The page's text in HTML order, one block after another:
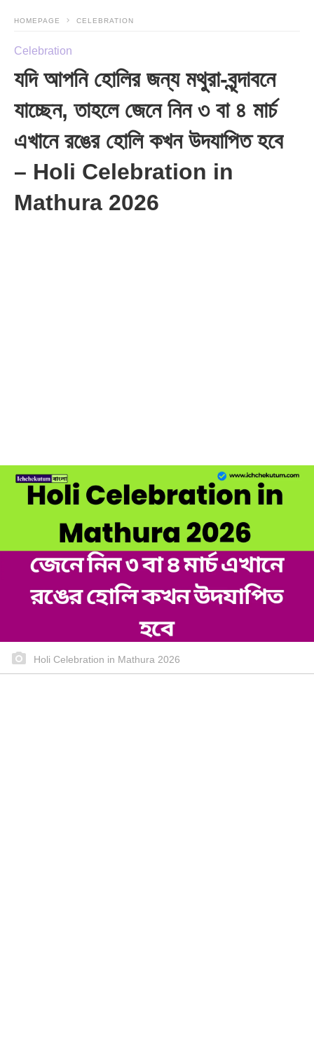
HOMEPAGE CELEBRATION
Celebration
যদি আপনি হোলির জন্য মথুরা-বৃন্দাবনে
যাচ্ছেন, তাহলে জেনে নিন ৩ বা ৪ মার্চ
এখানে রঙের হোলি কখন উদযাপিত হবে
– Holi Celebration in
Mathura 2026
Holi Celebration in Mathura 2026